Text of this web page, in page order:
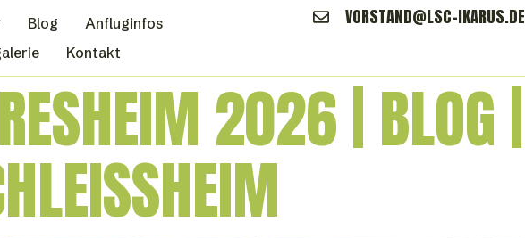
Blog
Anfluginfos
Kontakt
VORSTAND@LSC-IKARUS.DE
2026 | BLOG |